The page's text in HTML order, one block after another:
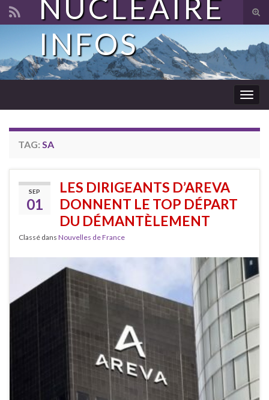
Search for:
NUCLÉAIRE
INFOS
TAG: SA
SEP
01
LES DIRIGEANTS D’AREVA
DONNENT LE TOP DÉPART
DU DÉMANTÈLEMENT
Classé dans Nouvelles de France